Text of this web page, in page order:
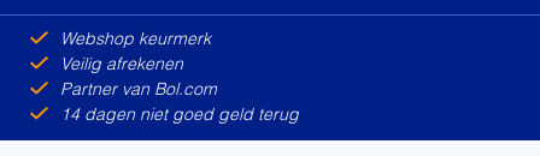
Webshop keurmerk
Veilig afrekenen
Partner van Bol.com
14 dagen niet goed geld terug